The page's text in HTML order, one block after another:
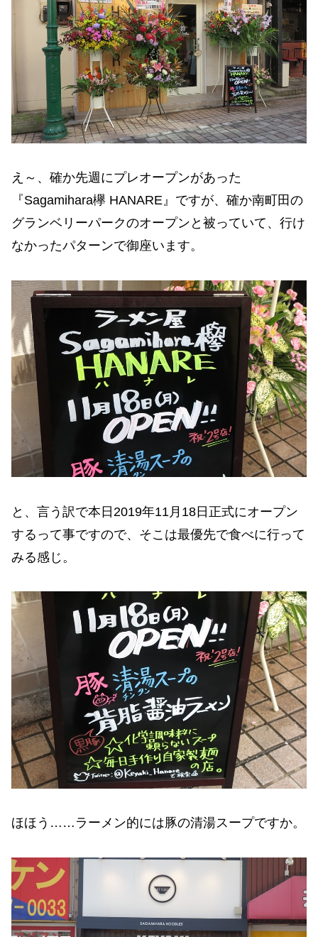
え～、確か先週にプレオープンがあった
『Sagamihara欅 HANARE』ですが、確か南町田の
グランベリーパークのオープンと被っていて、行け
なかったパターンで御座います。
と、言う訳で本日2019年11月18日正式にオープン
するって事ですので、そこは最優先で食べに行って
みる感じ。
ほほう……ラーメン的には豚の清湯スープですか。